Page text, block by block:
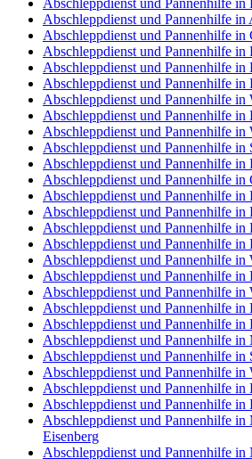
Abschleppdienst und Pannenhilfe in
Abschleppdienst und Pannenhilfe
Abschleppdienst und Pannenhilfe
Abschleppdienst und Pannenhilfe in
Abschleppdienst und Pannenhilfe in
Abschleppdienst und Pannenhilfe in
Abschleppdienst und Pannenhilfe in
Abschleppdienst und Pannenhilfe in
Abschleppdienst und Pannenhilfe in
Abschleppdienst und Pannenhilfe in
Abschleppdienst und Pannenhilfe in
Abschleppdienst und Pannenhilfe
Abschleppdienst und Pannenhilfe in
Abschleppdienst und Pannenhilfe in
Abschleppdienst und Pannenhilfe in
Abschleppdienst und Pannenhilfe
Abschleppdienst und Pannenhilfe in
Abschleppdienst und Pannenhilfe in
Abschleppdienst und Pannenhilfe in
Abschleppdienst und Pannenhilfe in
Abschleppdienst und Pannenhilfe in
Abschleppdienst und Pannenhilfe in
Abschleppdienst und Pannenhilfe in
Abschleppdienst und Pannenhilfe in
Abschleppdienst und Pannenhilfe in
Abschleppdienst und Pannenhilfe in
Abschleppdienst und Pannenhilfe in
Eisenberg
Abschleppdienst und Pannenhilfe